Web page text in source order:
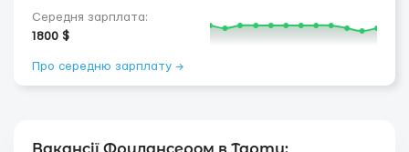
Середня зарплата:
1800 $
Про середню зарплату →